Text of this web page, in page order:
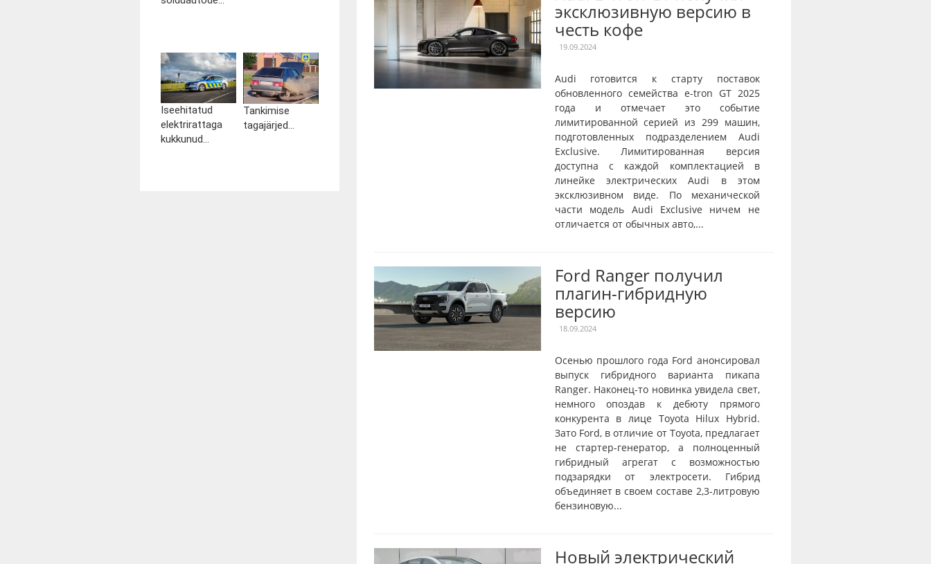
Iseehitatud
elektrirattaga
kukkunud...
Tankimise
tagajärjed...
эксклюзивную версию в
честь кофе
19.09.2024
Audi готовится к старту поставок
обновленного семейства e-tron GT 2025
года и отмечает это событие
лимитированной серией из 299 машин,
подготовленных подразделением Audi
Exclusive. Лимитированная версия
доступна с каждой комплектацией в
линейке электрических Audi в этом
эксклюзивном виде. По механической
части модель Audi Exclusive ничем не
отличается от обычных авто,...
Ford Ranger получил
плагин-гибридную
версию
18.09.2024
Осенью прошлого года Ford анонсировал
выпуск гибридного варианта пикапа
Ranger. Наконец-то новинка увидела свет,
немного опоздав к дебюту прямого
конкурента в лице Toyota Hilux Hybrid.
Зато Ford, в отличие от Toyota, предлагает
не стартер-генератор, а полноценный
гибридный агрегат с возможностью
подзарядки от электросети. Гибрид
объединяет в своем составе 2,3-литровую
бензиновую...
Новый электрический